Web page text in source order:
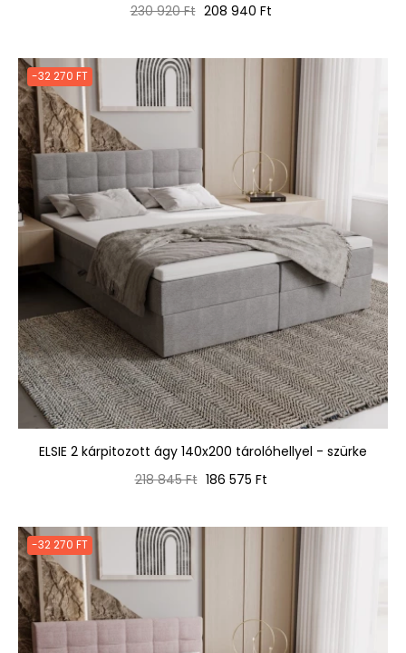
Normál
230 920 Ft Ár
208 940 Ft
-32 270 FT
ELSIE 2 kárpitozott ágy 140x200 tárolóhellyel - szürke
Normál
218 845 Ft Ár
186 575 Ft
-32 270 FT